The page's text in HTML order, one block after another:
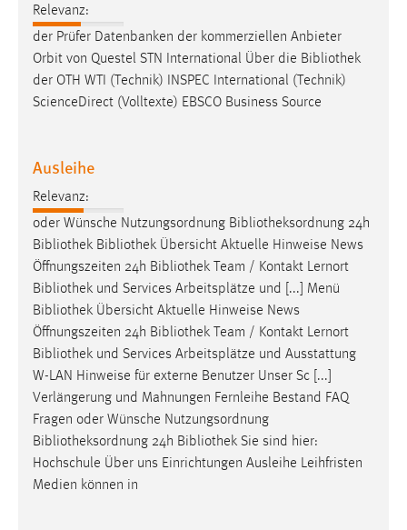
Relevanz:
der Prüfer Datenbanken der kommerziellen Anbieter
Orbit von Questel STN International Über die Bibliothek
der OTH WTI (Technik) INSPEC International (Technik)
ScienceDirect (Volltexte) EBSCO Business Source
Ausleihe
Relevanz:
oder Wünsche Nutzungsordnung Bibliotheksordnung 24h
Bibliothek Bibliothek Übersicht Aktuelle Hinweise News
Öffnungszeiten 24h Bibliothek Team / Kontakt Lernort
Bibliothek und Services Arbeitsplätze und [...] Menü
Bibliothek Übersicht Aktuelle Hinweise News
Öffnungszeiten 24h Bibliothek Team / Kontakt Lernort
Bibliothek und Services Arbeitsplätze und Ausstattung
W-LAN Hinweise für externe Benutzer Unser Sc [...]
Verlängerung und Mahnungen Fernleihe Bestand FAQ
Fragen oder Wünsche Nutzungsordnung
Bibliotheksordnung 24h Bibliothek Sie sind hier:
Hochschule Über uns Einrichtungen Ausleihe Leihfristen
Medien können in